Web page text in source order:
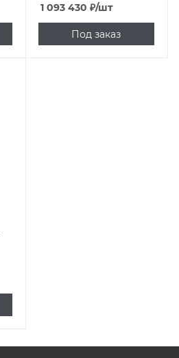
1 093 430 ₽/шт
Под заказ